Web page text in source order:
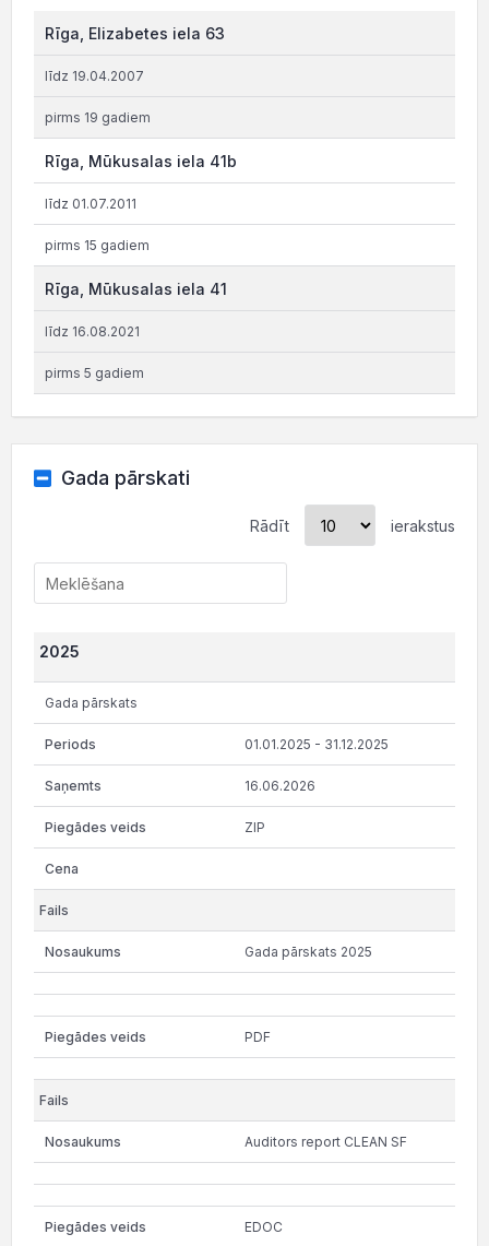
Rīga, Elizabetes iela 63
līdz 19.04.2007
pirms 19 gadiem
Rīga, Mūkusalas iela 41b
līdz 01.07.2011
pirms 15 gadiem
Rīga, Mūkusalas iela 41
līdz 16.08.2021
pirms 5 gadiem
Gada pārskati
Rādīt ierakstus
2025
Gada pārskats
01.01.2025 - 31.12.2025
16.06.2026
ZIP
Gada pārskats 2025
PDF
Auditors report CLEAN SF
EDOC